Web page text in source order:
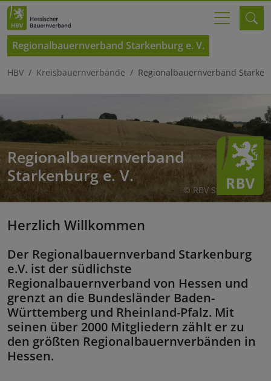
Regionalbauernverband Starkenburg e. V.
HBV Kreisbauernverbände Regionalbauernverband
© RBV Starkenburg
Regionalbauernverband
Starkenburg e. V.
Herzlich Willkommen
Der Regionalbauernverband Starkenburg
e.V. ist der südlichste
Regionalbauernverband von Hessen und
grenzt an die Bundesländer Baden-
Württemberg und Rheinland-Pfalz. Mit
seinen über 2000 Mitgliedern zählt er zu
den größten Regionalbauernverbänden in
Hessen.